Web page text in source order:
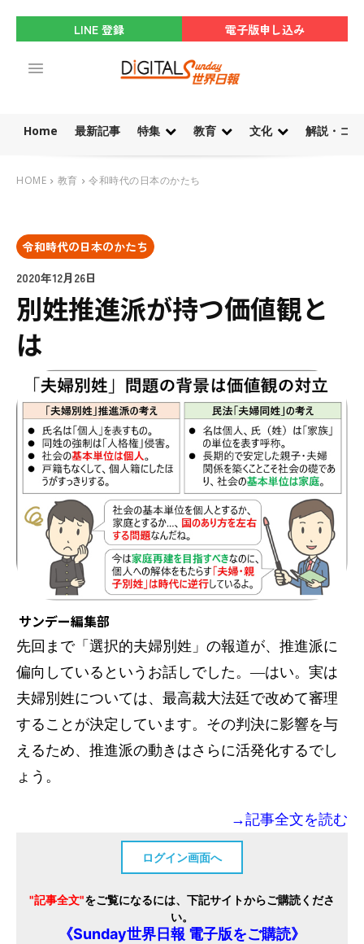
LINE 登録 電子版申し込み
Home 最新記事 特集 教育 文化 解説・コ
HOME 教育 令和時代の日本のかたち
令和時代の日本のかたち
2020年12月26日
別姓推進派が持つ価値観と
は
サンデー編集部
先回まで「選択的夫婦別姓」の報道が、推進派に
偏向しているというお話しでした。—はい。実は
夫婦別姓については、最高裁大法廷で改めて審理
することが決定しています。その判決に影響を与
えるため、推進派の動きはさらに活発化するでし
ょう。
→記事全文を読む
ログイン画面へ
"記事全文"をご覧になるには、下記サイトからご購読くださ
い。
《Sunday世界日報 電子版をご購読》